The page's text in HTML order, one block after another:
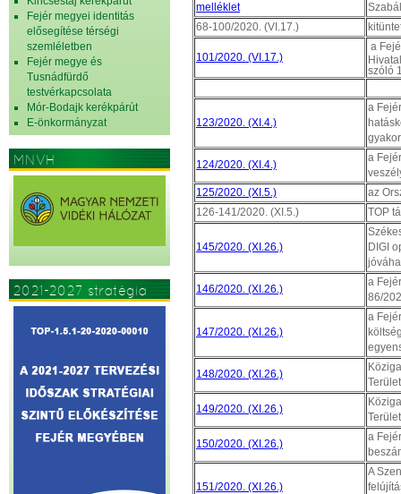
Fejér megyei identitás
elősegítése térségi
szemléletben
Fejér megye és
Tusnádfürdő
testvérkapcsolata
Mór-Bodajk kerékpárút
E-önkormányzat
MNVH
2021-2027 stratégia
melléklet
68-100/2020. (VI.17.)
101/2020. (VI.17.)
a
szóló
123/2020. (XI.4.)
a
124/2020. (XI.4.)
a
125/2020. (XI.5.)
az
126-141/2020. (XI.5.)
TOP
145/2020. (XI.26.)
DIGI
146/2020. (XI.26.)
a
86/
147/2020. (XI.26.)
a
148/2020. (XI.26.)
149/2020. (XI.26.)
150/2020. (XI.26.)
a
151/2020. (XI.26.)
A